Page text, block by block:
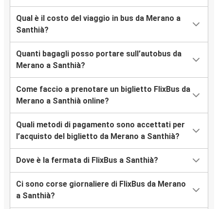
Qual è il costo del viaggio in bus da Merano a
Santhià?
Quanti bagagli posso portare sull’autobus da
Merano a Santhià?
Come faccio a prenotare un biglietto FlixBus da
Merano a Santhià online?
Quali metodi di pagamento sono accettati per
l’acquisto del biglietto da Merano a Santhià?
Dove è la fermata di FlixBus a Santhià?
Ci sono corse giornaliere di FlixBus da Merano
a Santhià?